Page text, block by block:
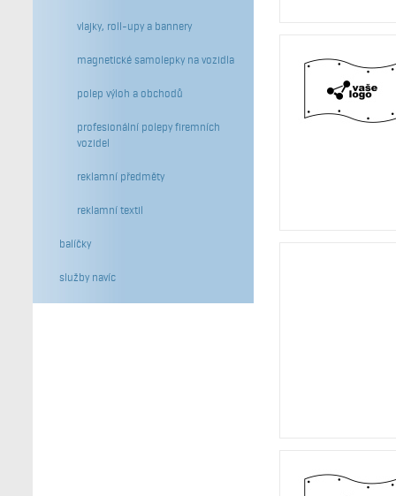
vlajky, roll-upy a bannery
magnetické samolepky na vozidla
polep výloh a obchodů
profesionální polepy firemních
vozidel
reklamní předměty
reklamní textil
balíčky
služby navíc